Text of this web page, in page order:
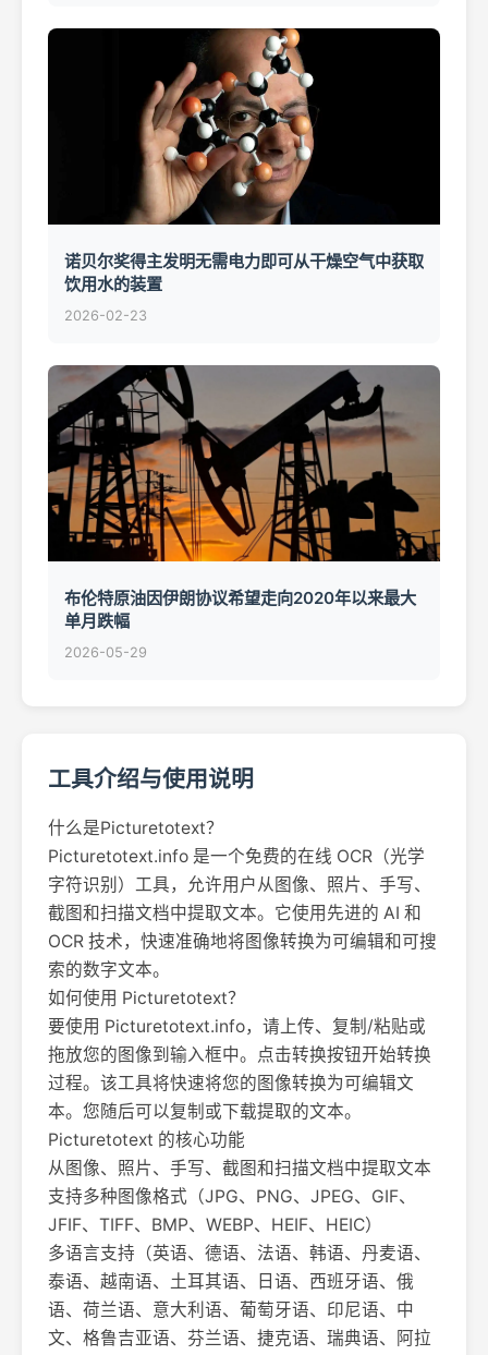
诺贝尔奖得主发明无需电力即可从干燥空气中获取
饮用水的装置
2026-02-23
布伦特原油因伊朗协议希望走向2020年以来最大
单月跌幅
2026-05-29
工具介绍与使用说明
什么是Picturetotext？
Picturetotext.info 是一个免费的在线 OCR（光学
字符识别）工具，允许用户从图像、照片、手写、
截图和扫描文档中提取文本。它使用先进的 AI 和
OCR 技术，快速准确地将图像转换为可编辑和可搜
索的数字文本。
如何使用 Picturetotext？
要使用 Picturetotext.info，请上传、复制/粘贴或
拖放您的图像到输入框中。点击转换按钮开始转换
过程。该工具将快速将您的图像转换为可编辑文
本。您随后可以复制或下载提取的文本。
Picturetotext 的核心功能
从图像、照片、手写、截图和扫描文档中提取文本
支持多种图像格式（JPG、PNG、JPEG、GIF、
JFIF、TIFF、BMP、WEBP、HEIF、HEIC）
多语言支持（英语、德语、法语、韩语、丹麦语、
泰语、越南语、土耳其语、日语、西班牙语、俄
语、荷兰语、意大利语、葡萄牙语、印尼语、中
文、格鲁吉亚语、芬兰语、捷克语、瑞典语、阿拉